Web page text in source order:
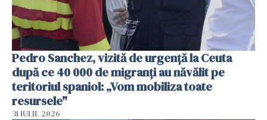
Pedro Sanchez, vizită de urgență la Ceuta
după ce 40 000 de migranți au năvălit pe
teritoriul spaniol: „Vom mobiliza toate
resursele"
31 IULIE 2026